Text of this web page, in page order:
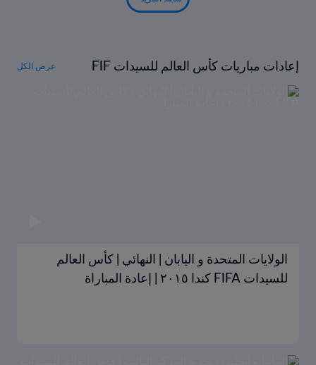
إعادات مباريات كأس العالم للسيدات FIF
A كندا ٢٠١٥
عرض الكل
الولايات المتحدة و اليابان | النهائي | كأس العالم
للسيدات FIFA كندا ٢٠١٥ | إعادة المباراة